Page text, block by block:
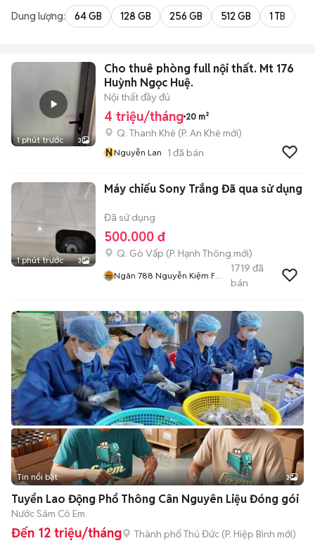
Dung lượng: 64 GB 128 GB 256 GB 512 GB 1 TB
1 phút trước 3
Cho thuê phòng full nội thất. Mt 176
Huỳnh Ngọc Huệ.
Nội thất đầy đủ
4 triệu/tháng 20 m²
Q. Thanh Khê (P. An Khê mới)
NNguyễn Lan 1 đã bán
1 phút trước 3
Máy chiếu Sony Trắng Đã qua sử dụng
Đã sử dụng
500.000 đ
Q. Gò Vấp (P. Hạnh Thông mới)
Ngân 788 Nguyễn Kiệm F3
1719 đã
bán
Tin nổi bật 3
Tuyển Lao Động Phổ Thông Cân Nguyên Liệu Đóng gói
Nước Sâm Cô Em
Đến 12 triệu/tháng Thành phố Thủ Đức (P. Hiệp Bình mới)